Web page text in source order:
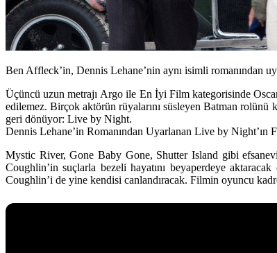
Ben Affleck’in, Dennis Lehane’nin aynı isimli romanından
Üçüncü uzun metrajı Argo ile En İyi Film kategorisinde
edilemez. Birçok aktörün rüyalarını süsleyen Batman
geri dönüyor: Live by Night.
Dennis Lehane’in Romanından Uyarlanan Live by Night’ın
Mystic River,Gone Baby Gone, Shutter Island gibi
Coughlin’in suçlarla bezeli hayatını beyaperdeye
Coughlin’i de yine kendisi canlandıracak. Filmin oyuncu